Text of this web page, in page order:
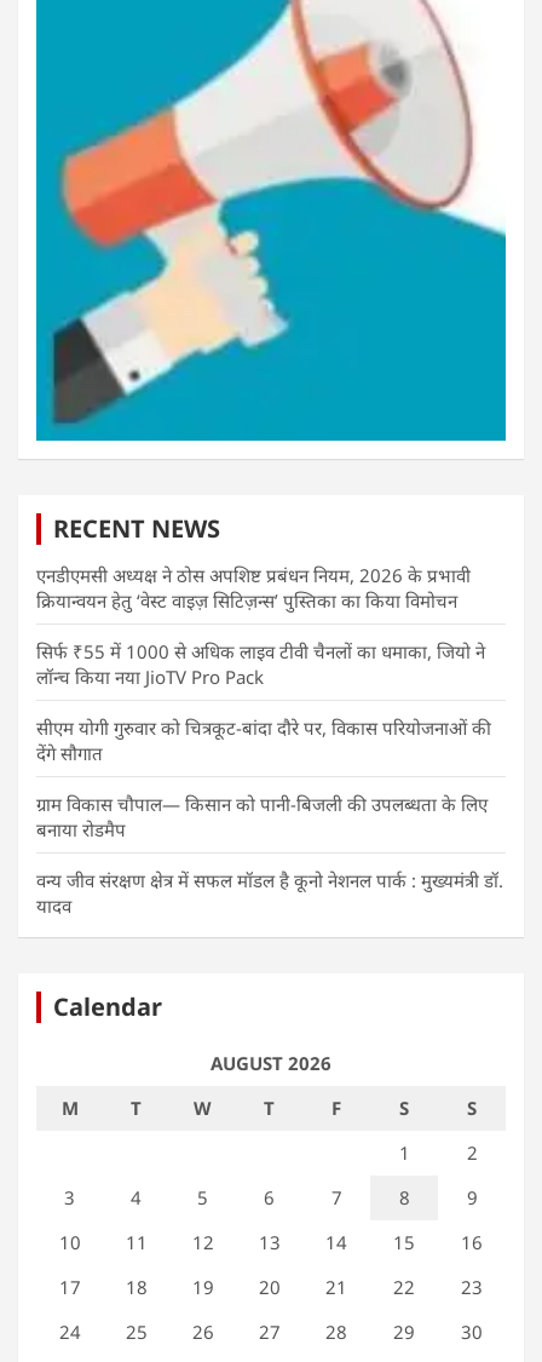
RECENT NEWS
एनडीएमसी अध्यक्ष ने ठोस अपशिष्ट प्रबंधन नियम, 2026 के प्रभावी
क्रियान्वयन हेतु ‘वेस्ट वाइज़ सिटिज़न्स’ पुस्तिका का किया विमोचन
सिर्फ ₹55 में 1000 से अधिक लाइव टीवी चैनलों का धमाका, जियो ने
लॉन्च किया नया JioTV Pro Pack
सीएम योगी गुरुवार को चित्रकूट-बांदा दौरे पर, विकास परियोजनाओं की
देंगे सौगात
ग्राम विकास चौपाल— किसान को पानी-बिजली की उपलब्धता के लिए
बनाया रोडमैप
वन्य जीव संरक्षण क्षेत्र में सफल मॉडल है कूनो नेशनल पार्क : मुख्यमंत्री डॉ.
यादव
Calendar
AUGUST 2026
M
T W T F S
S
1
2
3
4 5 6 7 8
9
10
11 12 13 14 15
16
17
18 19 20 21 22
23
24
25 26 27 28 29 30